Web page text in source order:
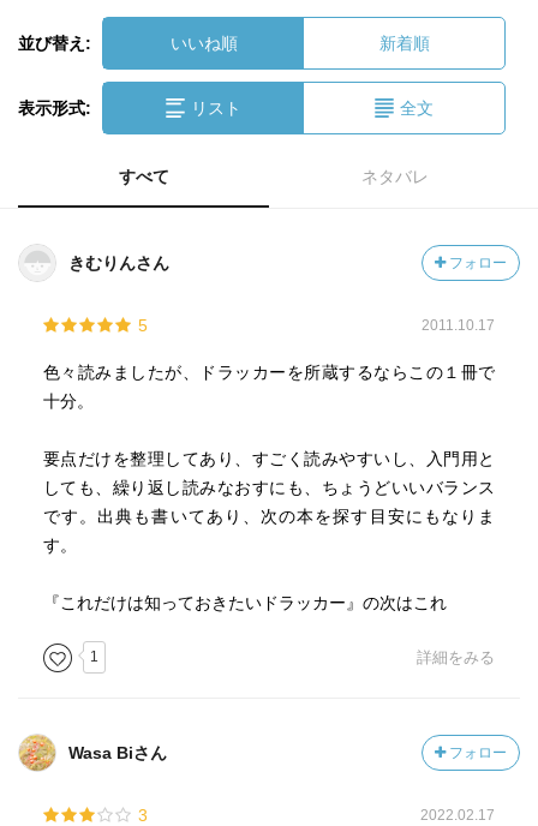
並び替え: いいね順 新着順
表示形式: リスト 全文
すべて ネタバレ
きむりんさん フォロー
5 2011.10.17
色々読みましたが、ドラッカーを所蔵するならこの１冊で
十分。
要点だけを整理してあり、すごく読みやすいし、入門用と
しても、繰り返し読みなおすにも、ちょうどいいバランス
です。出典も書いてあり、次の本を探す目安にもなりま
す。
『これだけは知っておきたいドラッカー』の次はこれ
1 詳細をみる
Wasa Biさん フォロー
3 2022.02.17